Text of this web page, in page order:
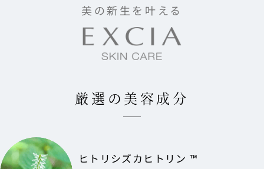
美の新生を叶える
厳選の美容成分
ヒトリシズカヒトリン ™